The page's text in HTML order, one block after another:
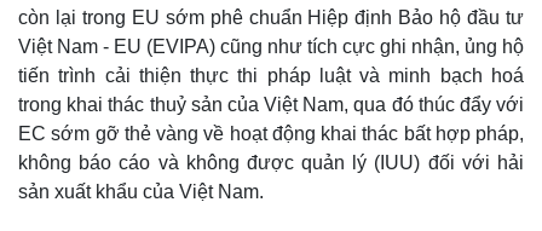
còn lại trong EU sớm phê chuẩn Hiệp định Bảo hộ đầu tư
Việt Nam - EU (EVIPA) cũng như tích cực ghi nhận, ủng hộ
tiến trình cải thiện thực thi pháp luật và minh bạch hoá
trong khai thác thuỷ sản của Việt Nam, qua đó thúc đẩy với
EC sớm gỡ thẻ vàng về hoạt động khai thác bất hợp pháp,
không báo cáo và không được quản lý (IUU) đối với hải
sản xuất khẩu của Việt Nam.